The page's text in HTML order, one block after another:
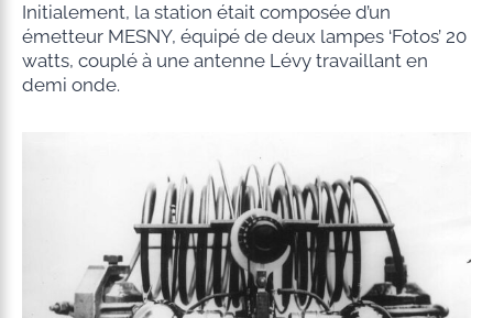
Initialement, la station était composée d’un
émetteur MESNY, équipé de deux lampes ‘Fotos’ 20
watts, couplé à une antenne Lévy travaillant en
demi onde.